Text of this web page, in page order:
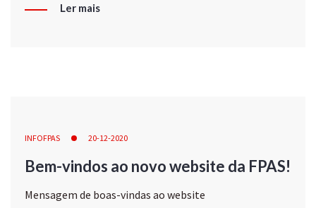
Ler mais
INFOFPAS 20-12-2020
Bem-vindos ao novo website da FPAS!
Mensagem de boas-vindas ao website